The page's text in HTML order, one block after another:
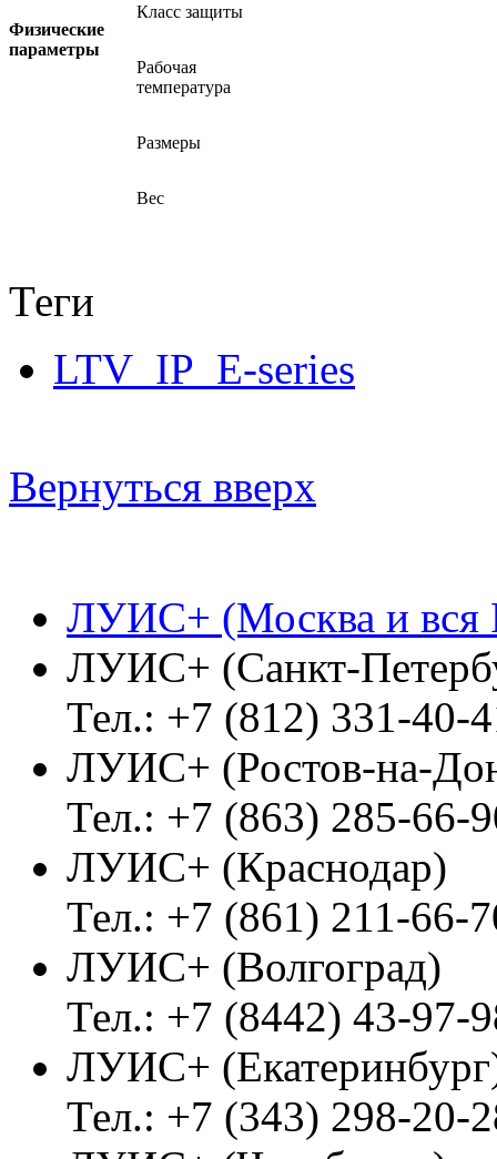
Физические
параметры
Класс защиты
Рабочая
температура
Размеры
Вес
Теги
LTV_IP_E-series
Вернуться вверх
ЛУИС+ (Москва и вся
ЛУИС+ (Санкт-
Тел.: +7 (812) 331-40-
ЛУИС+ (Ростов-на-
Тел.: +7 (863) 285-66-
ЛУИС+ (Краснодар)
Тел.: +7 (861) 211-66-
ЛУИС+ (Волгоград)
Тел.: +7 (8442) 43-97-
ЛУИС+
Тел.: +7 (343) 298-20-